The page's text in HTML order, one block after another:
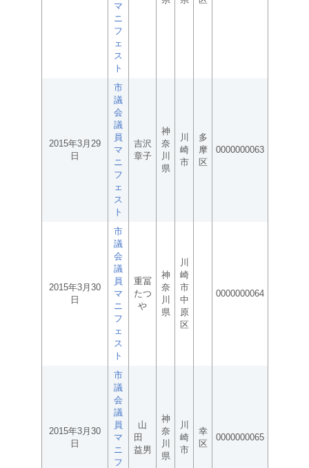
マ
ニ
フ
ェ
ス
ト
2015年3月29
日
市
議
会
議
員
マ
ニ
フ
ェ
ス
ト
吉沢
章子
神
奈
川
県
川
崎
市
多
摩
区
0000000063
2015年3月30
日
市
議
会
議
員
マ
ニ
フ
ェ
ス
ト
重冨
たつ
や
神
奈
川
県
川
崎
市
中
原
区
0000000064
2015年3月30
日
市
議
会
議
員
マ
ニ
フ
山
田
益男
神
奈
川
県
川
崎
市
幸
区
0000000065